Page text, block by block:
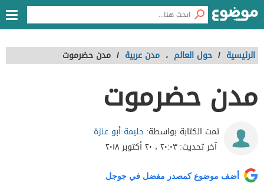
الرئيسية / حول العالم ، مدن عربية / مدن حضرموت
مدن حضرموت
تمت الكتابة بواسطة:حليمة أبو عنزة
آخر تحديث:٢٠:٠٣ ، ٢٠ أكتوبر ٢٠١٨
أضف موضوع كمصدر مفضل في جوجل